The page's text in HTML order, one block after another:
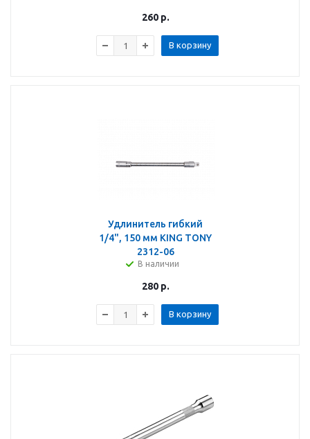
260р.
В корзину
Удлинитель гибкий
1/4", 150 мм KING TONY
2312-06
В наличии
280р.
В корзину